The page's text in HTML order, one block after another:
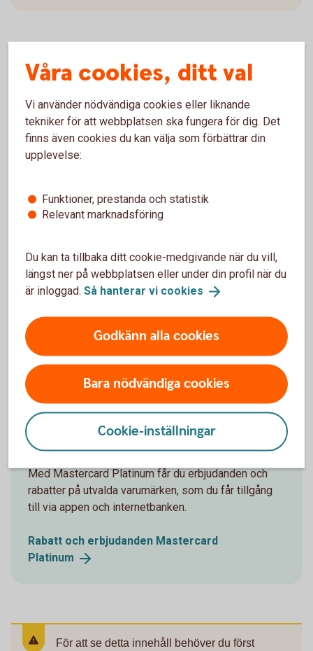
Villkor
Kontakt
Specialerbjudanden från
samarbetspartners
Rabatt och erbjudanden Mastercard
Guld
Med Mastercard Guld får du erbjudanden och
rabatter på utvalda varumärken, som du får tillgång
till via appen och internetbanken.
Rabatt och erbjudanden MastercardGuld
Rabatt och erbjudanden Mastercard
Platinum
Med Mastercard Platinum får du erbjudanden och
rabatter på utvalda varumärken, som du får tillgång
till via appen och internetbanken.
Rabatt och erbjudanden Mastercard
Platinum
För att se detta innehåll behöver du först
Våra cookies, ditt val
Vi använder nödvändiga cookies eller liknande
tekniker för att webbplatsen ska fungera för dig. Det
finns även cookies du kan välja som förbättrar din
upplevelse:
Funktioner, prestanda och statistik
Relevant marknadsföring
Du kan ta tillbaka ditt cookie-medgivande när du vill,
längst ner på webbplatsen eller under din profil när du
är inloggad. Så hanterar vi cookies
Godkänn alla cookies
Bara nödvändiga cookies
Cookie-inställningar